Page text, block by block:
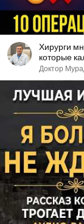
Хирурги
которые
Доктор